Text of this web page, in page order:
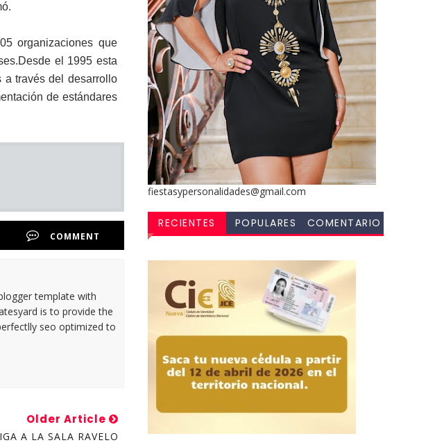
organizaciones que
el 1995 esta
a través del desarrollo
de estándares
COMMENT
template with
is to provide the
seo optimized to
Older Article
A LA SALA RAVELO
fiestasypersonalidades@gmail.com
RECIENTES POPULARES
COMENTARIO